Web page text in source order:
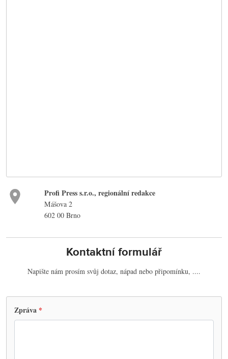
Profi Press s.r.o., regionální redakce
Mášova 2
602 00 Brno
Kontaktní formulář
Napište nám prosím svůj dotaz, nápad nebo připomínku, ....
Zpráva